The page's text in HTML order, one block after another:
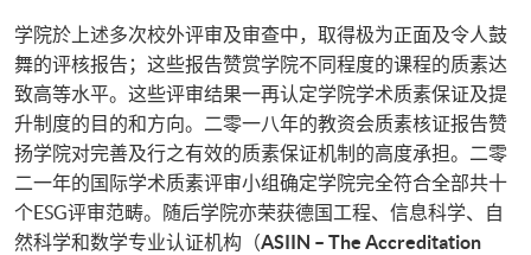
学院於上述多次校外评审及审查中，取得极为正面及令人鼓
舞的评核报告；这些报告赞赏学院不同程度的课程的质素达
致高等水平。这些评审结果一再认定学院学术质素保证及提
升制度的目的和方向。二零一八年的教资会质素核证报告赞
扬学院对完善及行之有效的质素保证机制的高度承担。二零
二一年的国际学术质素评审小组确定学院完全符合全部共十
个ESG评审范畴。随后学院亦荣获德国工程、信息科学、自
然科学和数学专业认证机构（ASIIN – The Accreditation